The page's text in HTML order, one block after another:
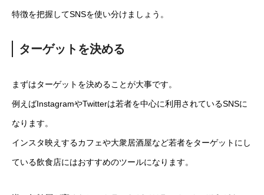
特徴を把握してSNSを使い分けましょう。
ターゲットを決める
まずはターゲットを決めることが大事です。
例えばInstagramやTwitterは若者を中心に利用されているSNSに
なります。
インスタ映えするカフェや大衆居酒屋など若者をターゲットにし
ている飲食店にはおすすめのツールになります。